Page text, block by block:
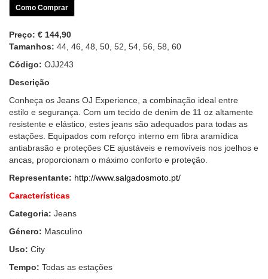
Como Comprar
Preço: € 144,90
Tamanhos: 44, 46, 48, 50, 52, 54, 56, 58, 60
Código: OJJ243
Descrição
Conheça os Jeans OJ Experience, a combinação ideal entre
estilo e segurança. Com um tecido de denim de 11 oz altamente
resistente e elástico, estes jeans são adequados para todas as
estações. Equipados com reforço interno em fibra aramídica
antiabrasão e proteções CE ajustáveis e removíveis nos joelhos e
ancas, proporcionam o máximo conforto e proteção.
Representante: http://www.salgadosmoto.pt/
Características
Categoria: Jeans
Género: Masculino
Uso: City
Tempo: Todas as estações